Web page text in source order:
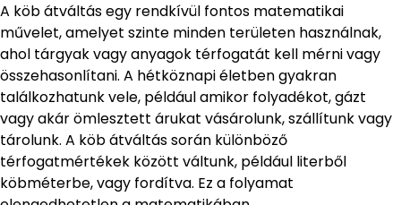
A köb átváltás egy rendkívül fontos matematikai
művelet, amelyet szinte minden területen használnak,
ahol tárgyak vagy anyagok térfogatát kell mérni vagy
összehasonlítani. A hétköznapi életben gyakran
találkozhatunk vele, például amikor folyadékot, gázt
vagy akár ömlesztett árukat vásárolunk, szállítunk vagy
tárolunk. A köb átváltás során különböző
térfogatmértékek között váltunk, például literből
köbméterbe, vagy fordítva. Ez a folyamat